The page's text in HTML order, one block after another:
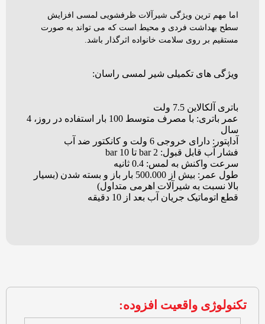
اما مهم ترین ویژگی شیرآلات ظرفشویی لمسی افزایش
سطح بهداشت فردی و محیط است که می تواند به صورت
مستقیم بر روی سلامت خانواده اثرگذار باشد.
ویژگی های تکمیلی شیر لمسی راسان:
باتری آلکالاین 7.5 ولت
عمر باتری: با مصرف متوسط 100 بار استفاده در روز، 4
سال
آداپتور: دارای خروجی 6 ولت و کانکتور ضد آب
فشار آب قابل قبول: 2 bar تا 10 bar
سرعت واکنش به لمس: 0.4 ثانیه
طول عمر: بیش از 500.000 بار باز و بسته شدن (بسیار
بالا نسبت به شیرآلات اهرمی متداول)
قطع اتوماتیک جریان آب بعد از 10 دقیقه
تکنولوژی واقعیت افزوده: